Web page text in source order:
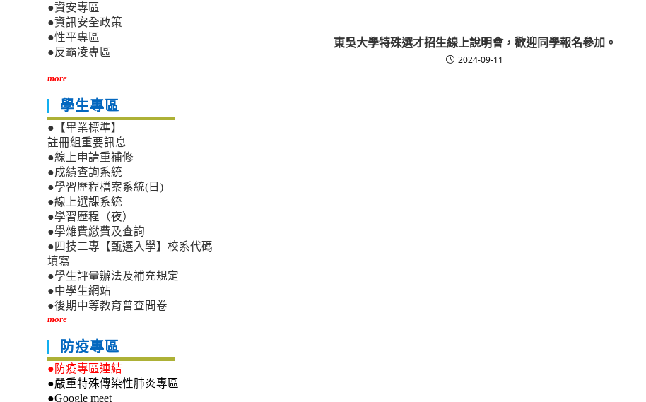
東吳大學特殊選才招生線上說明會，歡迎同學報名參加。
2024-09-11
●資安專區
●資訊安全政策
●性平專區
●反霸凌專區
more
學生專區
●【畢業標準】
註冊組重要訊息
●線上申請重補修
●成績查詢系統
●學習歷程檔案系統(日)
●線上選課系統
●學習歷程（夜）
●學雜費繳費及查詢
●四技二專【甄選入學】校系代碼
填寫
●學生評量辦法及補充規定
●中學生網站
●後期中等教育普查問卷
more
防疫專區
●防疫專區連結
●嚴重特殊傳染性肺炎專區
●Google meet